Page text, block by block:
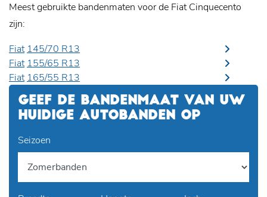
Meest gebruikte bandenmaten voor de Fiat Cinquecento
zijn:
Fiat 145/70 R13
Fiat 155/65 R13
Fiat 165/55 R13
GEEF DE BANDENMAAT VAN UW
HUIDIGE AUTOBANDEN OP
Seizoen